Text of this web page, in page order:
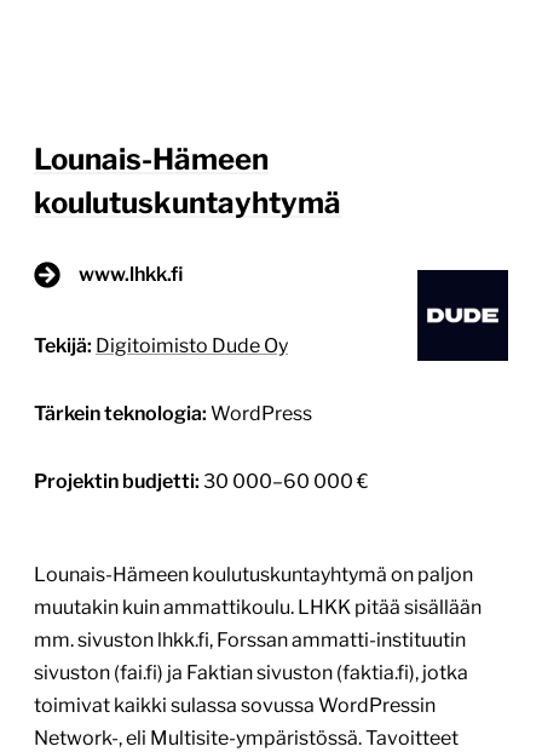
Lounais-Hämeen
koulutuskuntayhtymä
www.lhkk.fi
Tekijä: Digitoimisto Dude Oy
Tärkein teknologia: WordPress
Projektin budjetti: 30 000–60 000 €
Lounais-Hämeen koulutuskuntayhtymä on paljon
muutakin kuin ammattikoulu. LHKK pitää sisällään
mm. sivuston lhkk.fi, Forssan ammatti-instituutin
sivuston (fai.fi) ja Faktian sivuston (faktia.fi), jotka
toimivat kaikki sulassa sovussa WordPressin
Network-, eli Multisite-ympäristössä. Tavoitteet